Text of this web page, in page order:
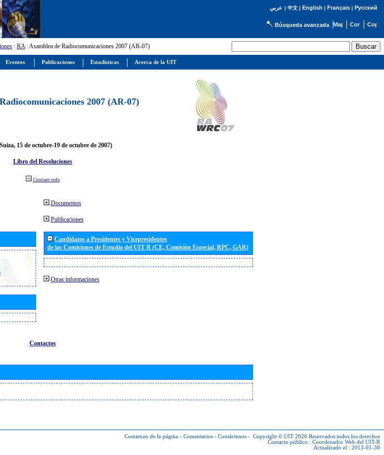
عربي | 中文| English | Français| Русский
Búsqueda avanzada
: RA: Asamblea de Radiocomunicaciones 2007 (AR-07)
2007 (AR-07)
15 de octubre-19 de octubre de 2007)
Libro del Resoluciones
Contraer todo
Documentos
Publicaciones
Candidatos a Presidentes y Vicepresidentes
de las Comisiones de Estudio del UIT R (CE, Comisión Especial, RPC, GAR)
Otras informaciones
Contactos
Comienzo de la página - Comentarios - Contáctenos - Copyright © UIT 2026 Reservados todos los derechos
Contacto público : Coordenador Web del UIT-R
Actualizado el : 2013-01-30
Eventos Publicaciones Estadísticas Acerca de la UIT